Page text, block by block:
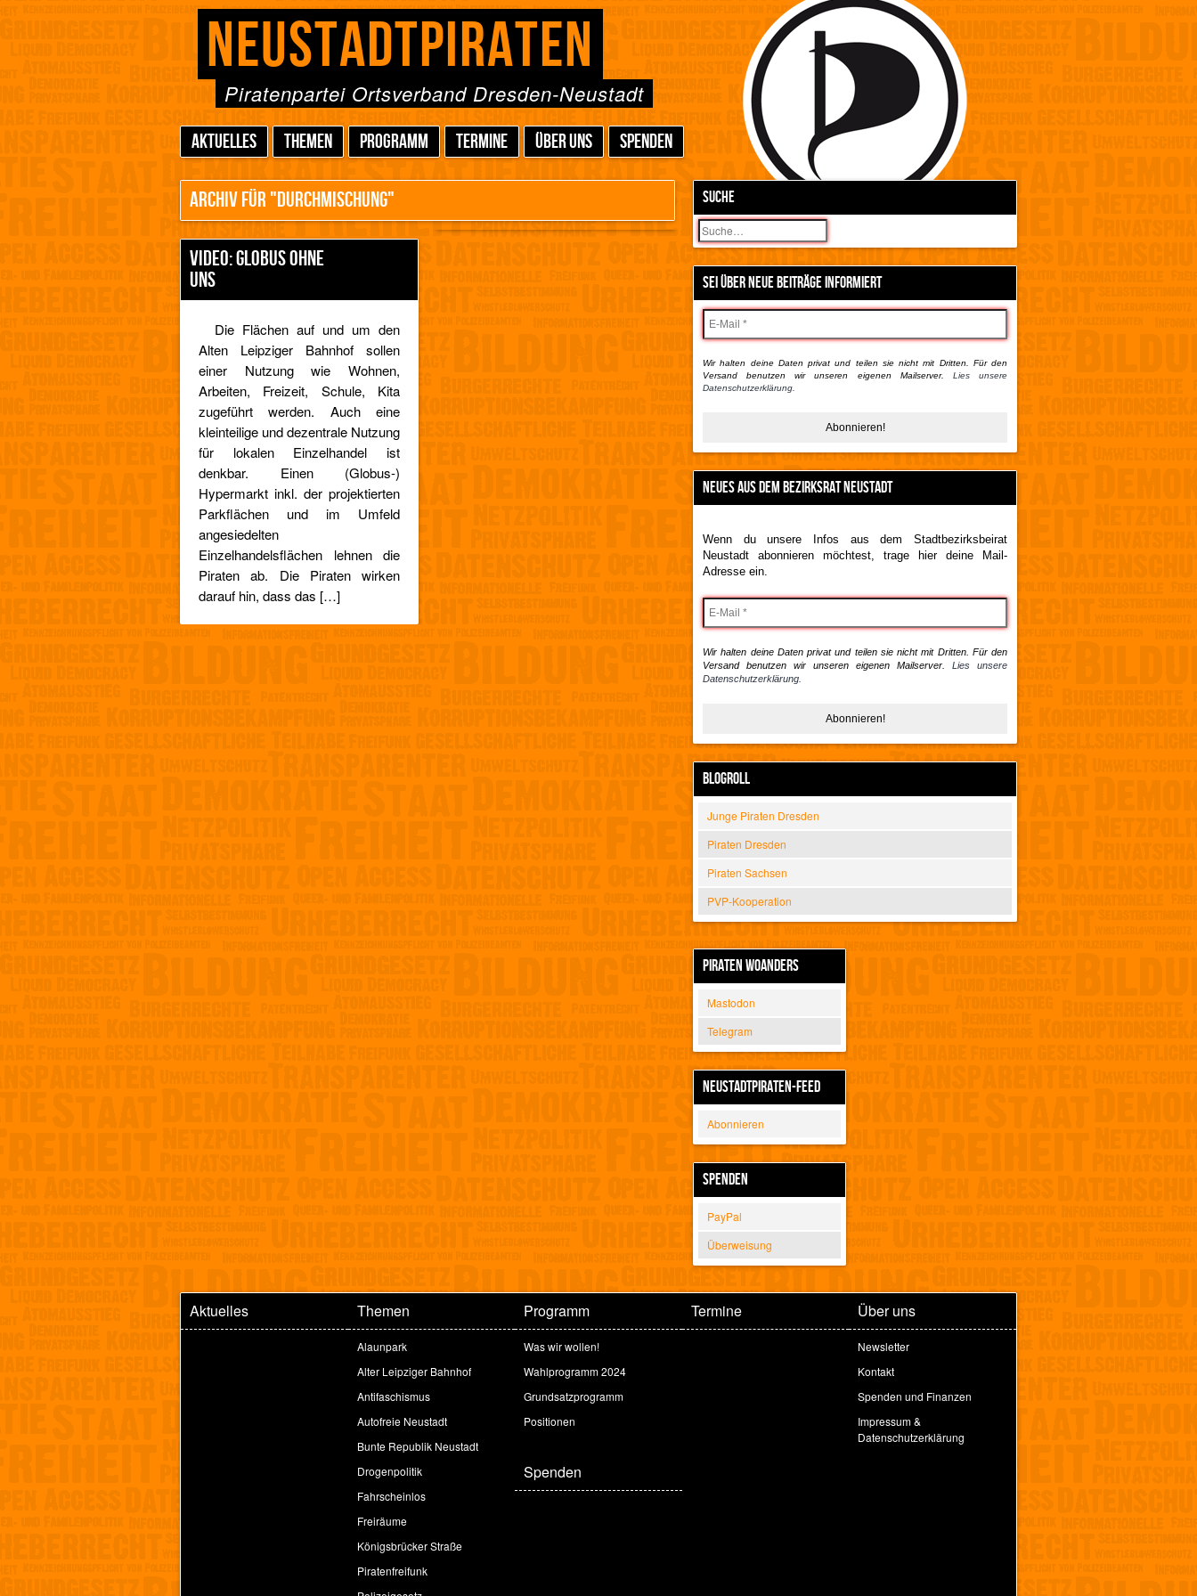
NEUSTADTPIRATEN
Piratenpartei Ortsverband Dresden-Neustadt
AKTUELLES THEMEN PROGRAMM TERMINE ÜBER UNS SPENDEN
SUCHE
Suchen
SEI ÜBER NEUE BEITRÄGE INFORMIERT
Wir halten deine Daten privat und teilen sie nicht mit Dritten. Für den
Versand benutzen wir unseren eigenen Mailserver. Lies unsere
Datenschutzerklärung.
NEUES AUS DEM BEZIRKSRAT NEUSTADT
Wenn du unsere Infos aus dem Stadtbezirksbeirat
Neustadt abonnieren möchtest, trage hier deine Mail-
Adresse ein.
Wir halten deine Daten privat und teilen sie nicht mit Dritten. Für den
Versand benutzen wir unseren eigenen Mailserver. Lies unsere
Datenschutzerklärung.
BLOGROLL
Junge Piraten Dresden
Piraten Dresden
Piraten Sachsen
PVP-Kooperation
PIRATEN WOANDERS
Mastodon
Telegram
NEUSTADTPIRATEN-FEED
Abonnieren
SPENDEN
PayPal
Überweisung
ARCHIV FÜR "DURCHMISCHUNG"
VIDEO: GLOBUS OHNE
UNS
Die Flächen auf und um den
Alten Leipziger Bahnhof sollen
einer Nutzung wie Wohnen,
Arbeiten, Freizeit, Schule, Kita
zugeführt werden. Auch eine
kleinteilige und dezentrale Nutzung
für lokalen Einzelhandel ist
denkbar. Einen (Globus-)
Hypermarkt inkl. der projektierten
Parkflächen und im Umfeld
angesiedelten
Einzelhandelsflächen lehnen die
Piraten ab. Die Piraten wirken
darauf hin, dass das […]
Aktuelles Themen
Alaunpark
Alter Leipziger Bahnhof
Antifaschismus
Autofreie Neustadt
Bunte Republik Neustadt
Drogenpolitik
Fahrscheinlos
Freiräume
Königsbrücker Straße
Piratenfreifunk
Programm
Was wir wollen!
Wahlprogramm 2024
Grundsatzprogramm
Positionen
Termine Über uns
Newsletter
Kontakt
Spenden und Finanzen
Impressum &
Datenschutzerklärung
Spenden